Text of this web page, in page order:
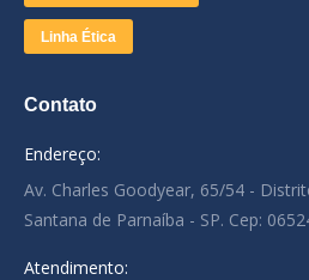
Linha Ética
Contato
Endereço:
Av. Charles Goodyear, 65/54 -
Santana de Parnaíba - SP. Cep:
Atendimento: